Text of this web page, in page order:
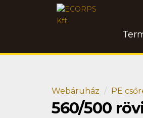
Webáruház PE
560/500